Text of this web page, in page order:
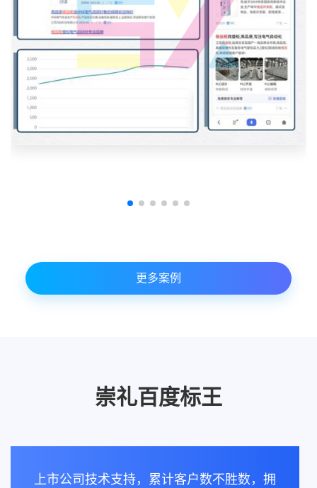
更多案例
崇礼百度标王
上市公司技术支持，累计客户数不胜数，拥